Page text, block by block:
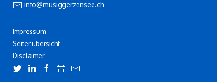
info@musiggerzensee.ch
Impressum
Seitenübersicht
Disclaimer